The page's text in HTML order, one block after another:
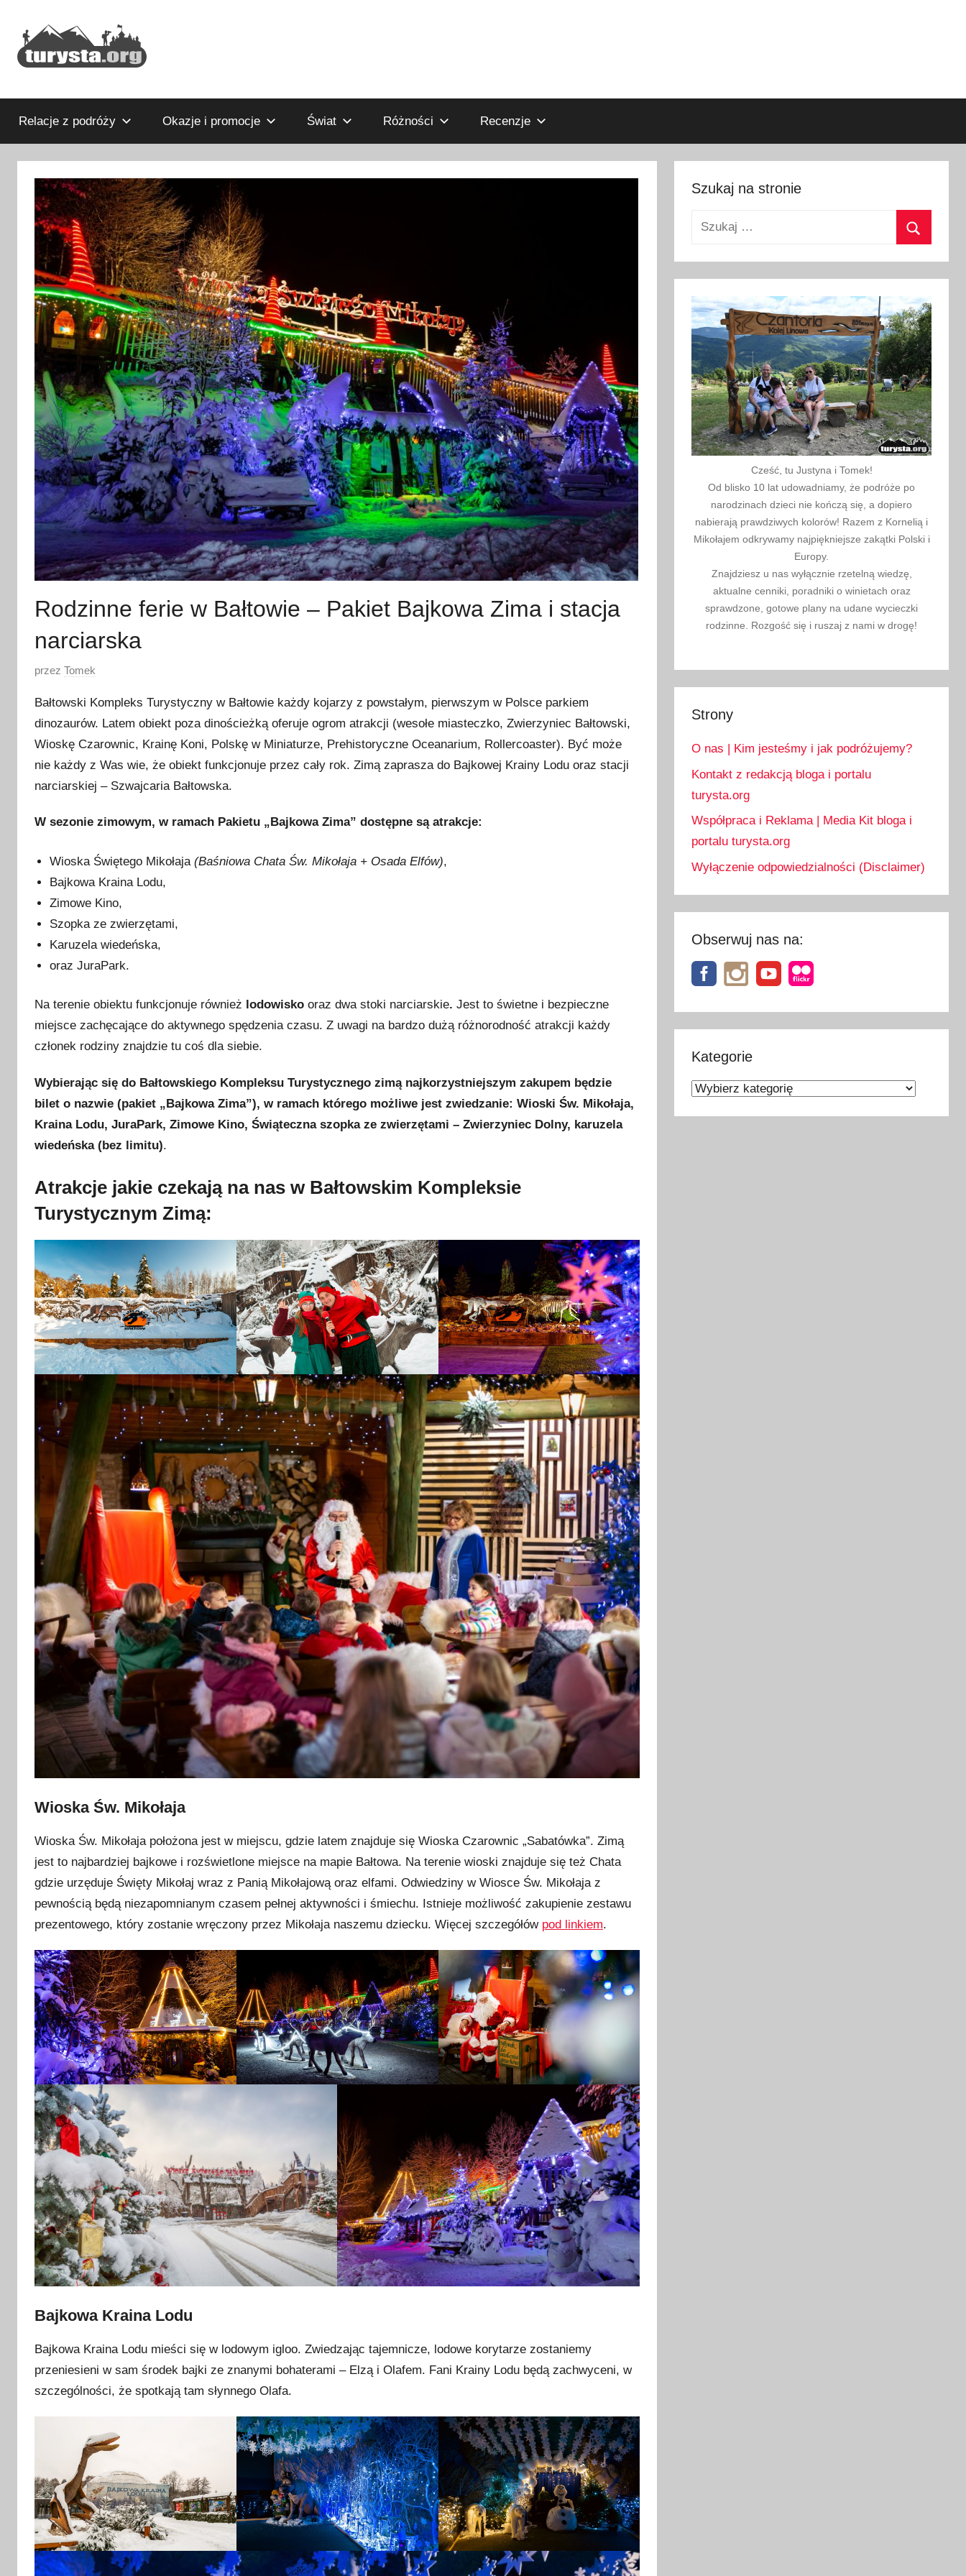
treści
Turysta.org
blog
podróżniczy
turystyczny
Relacje z podróży Okazje i promocje Świat Różności Recenzje
Rodzinne ferie w Bałtowie – Pakiet Bajkowa Zima i stacja
narciarska
O
u
b
l
i
k
w
n
y
z
n
i
2
0
2
przez Tomek
Bałtowski Kompleks Turystyczny w Bałtowie każdy kojarzy z powstałym, pierwszym w Polsce parkiem
dinozaurów. Latem obiekt poza dinościeżką oferuje ogrom atrakcji (wesołe miasteczko, Zwierzyniec Bałtowski,
Wioskę Czarownic, Krainę Koni, Polskę w Miniaturze, Prehistoryczne Oceanarium, Rollercoaster). Być może
nie każdy z Was wie, że obiekt funkcjonuje przez cały rok. Zimą zaprasza do Bajkowej Krainy Lodu oraz stacji
narciarskiej – Szwajcaria Bałtowska.
W sezonie zimowym, w ramach Pakietu „Bajkowa Zima” dostępne są atrakcje:
Wioska Świętego Mikołaja(Baśniowa Chata Św. Mikołaja + Osada Elfów),
Bajkowa Kraina Lodu,
Zimowe Kino,
Szopka ze zwierzętami,
Karuzela wiedeńska,
oraz JuraPark.
Na terenie obiektu funkcjonuje również lodowisko oraz dwa stoki narciarskie. Jest to świetne i bezpieczne
miejsce zachęcające do aktywnego spędzenia czasu. Z uwagi na bardzo dużą różnorodność atrakcji każdy
członek rodziny znajdzie tu coś dla siebie.
Wybierając się do Bałtowskiego Kompleksu Turystycznego zimą najkorzystniejszym zakupem będzie
bilet o nazwie (pakiet „Bajkowa Zima”), w ramach którego możliwe jest zwiedzanie: Wioski Św. Mikołaja,
Kraina Lodu, JuraPark, Zimowe Kino, Świąteczna szopka ze zwierzętami – Zwierzyniec Dolny, karuzela
wiedeńska (bez limitu).
Atrakcje jakie czekają na nas w Bałtowskim Kompleksie
Turystycznym Zimą:
Wioska Św. Mikołaja
Wioska Św. Mikołaja położona jest w miejscu, gdzie latem znajduje się Wioska Czarownic „Sabatówka”. Zimą
jest to najbardziej bajkowe i rozświetlone miejsce na mapie Bałtowa. Na terenie wioski znajduje się też Chata
gdzie urzęduje Święty Mikołaj wraz z Panią Mikołajową oraz elfami. Odwiedziny w Wiosce Św. Mikołaja z
pewnością będą niezapomnianym czasem pełnej aktywności i śmiechu. Istnieje możliwość zakupienie zestawu
prezentowego, który zostanie wręczony przez Mikołaja naszemu dziecku. Więcej szczegółów pod linkiem.
Bajkowa Kraina Lodu
Bajkowa Kraina Lodu mieści się w lodowym igloo. Zwiedzając tajemnicze, lodowe korytarze zostaniemy
przeniesieni w sam środek bajki ze znanymi bohaterami – Elzą i Olafem. Fani Krainy Lodu będą zachwyceni, w
szczególności, że spotkają tam słynnego Olafa.
Szukaj na stronie
Szukaj:
Cześć, tu Justyna i Tomek!
Od blisko 10 lat udowadniamy, że podróże po
narodzinach dzieci nie kończą się, a dopiero
nabierają prawdziwych kolorów! Razem z Kornelią i
Mikołajem odkrywamy najpiękniejsze zakątki Polski i
Europy.
Znajdziesz u nas wyłącznie rzetelną wiedzę,
aktualne cenniki, poradniki o winietach oraz
sprawdzone, gotowe plany na udane wycieczki
rodzinne. Rozgość się i ruszaj z nami w drogę!
Strony
O nas | Kim jesteśmy i jak podróżujemy?
Kontakt z redakcją bloga i portalu
turysta.org
Współpraca i Reklama | Media Kit bloga i
portalu turysta.org
Wyłączenie odpowiedzialności (Disclaimer)
Obserwuj nas na:
Kategorie
Kategorie